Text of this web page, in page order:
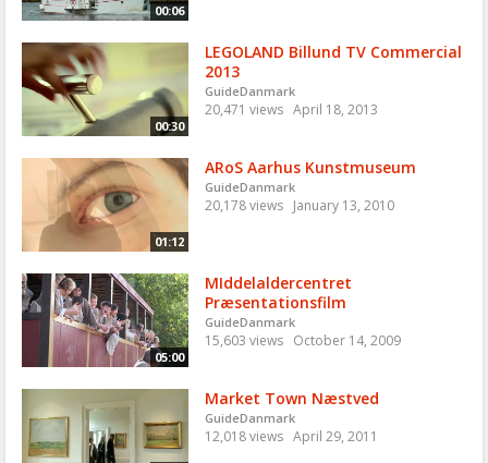
00:06
00:30
LEGOLAND Billund TV Commercial
2013
GuideDanmark
20,471 views April 18, 2013
01:12
ARoS Aarhus Kunstmuseum
GuideDanmark
20,178 views January 13, 2010
05:00
MIddelaldercentret
Præsentationsfilm
GuideDanmark
15,603 views October 14, 2009
Market Town Næstved
GuideDanmark
12,018 views April 29, 2011